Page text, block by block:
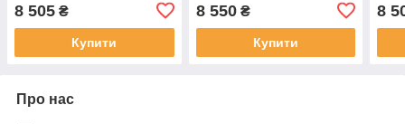
8 505 ₴
Купити
8 550₴
Купити
8
Про нас